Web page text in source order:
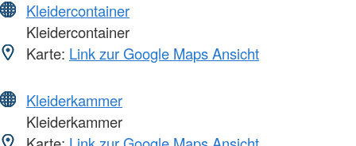
Kleidercontainer
Kleidercontainer
Karte: Link zur Google Maps Ansicht
Kleiderkammer
Kleiderkammer